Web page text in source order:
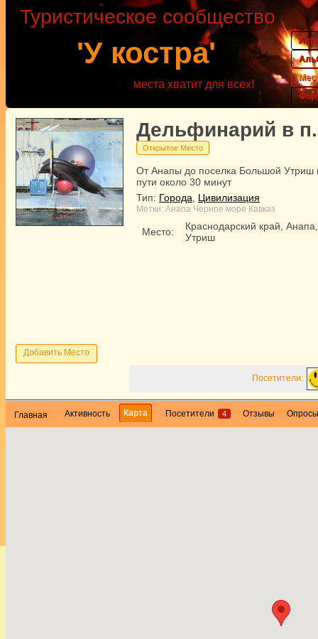
'У костра'
Туристическое сообщество
места хватит для всех!
Дельфинарий в
Открытое Место
От Анапы до поселка Большой Утриш
пути около 30 минут
Тип: Города Цивилизация
Метки: Анапа Черное море Кавказ
Место:
Краснодарский край,
Утриш
Добавить Место
Посетители:
Главная Активность Карта Посетители 4 Отзывы Опросы